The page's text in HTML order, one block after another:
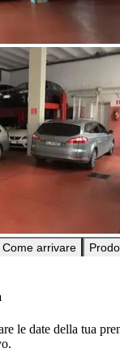
Come arrivare
le date della tua